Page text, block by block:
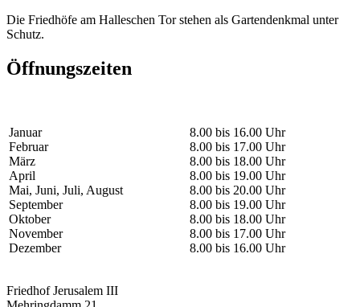
Die Friedhöfe am Halleschen Tor stehen als Gartendenkmal unter
Schutz.
Öffnungszeiten
Januar
Februar
März
April
Mai, Juni, Juli, August
September
Oktober
November
Dezember
8.00 bis 16.00 Uhr
8.00 bis 17.00 Uhr
8.00 bis 18.00 Uhr
8.00 bis 19.00 Uhr
8.00 bis 20.00 Uhr
8.00 bis 19.00 Uhr
8.00 bis 18.00 Uhr
8.00 bis 17.00 Uhr
8.00 bis 16.00 Uhr
Friedhof Jerusalem III